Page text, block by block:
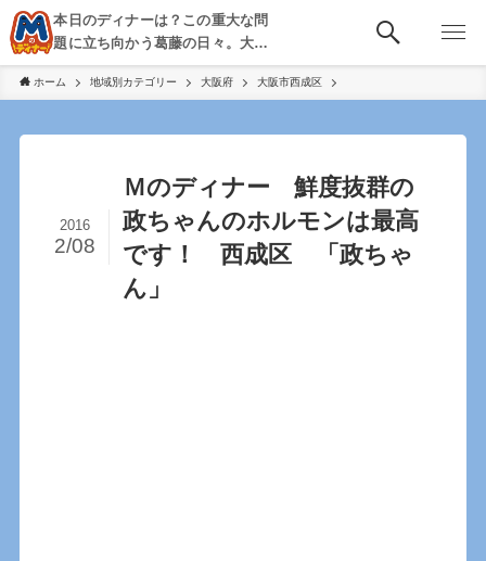
本日のディナーは？この重大な問
題に立ち向かう葛藤の日々。大
阪・京都・神戸を中心とした食べ
歩き、飲み歩きを綴る。
ホーム 地域別カテゴリー 大阪府 大阪市西成区
Ｍのディナー 鮮度抜群の
政ちゃんのホルモンは最高
です！ 西成区 「政ちゃ
ん」
2016
2/08